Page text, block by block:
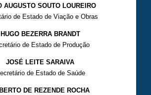
AUGUSTO SOUTO LOUREIRO
de Estado de Viação e Obras
HUGO BEZERRA BRANDT
de Estado de Produção
JOSÉ LEITE SARAIVA
de Estado de Saúde
DE REZENDE ROCHA